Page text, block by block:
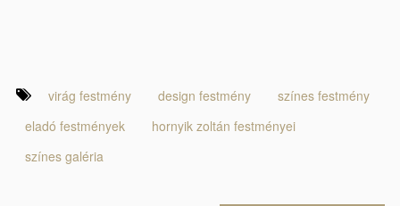
virág festmény design festmény
színes festmény
eladó festmények
hornyik zoltán festményei
színes galéria